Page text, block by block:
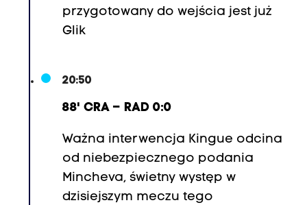
przygotowany do wejścia jest już
Glik
20:50
88' CRA – RAD 0:0
Ważna interwencja Kingue odcina
od niebezpiecznego podania
Mincheva, świetny występ w
dzisiejszym meczu tego